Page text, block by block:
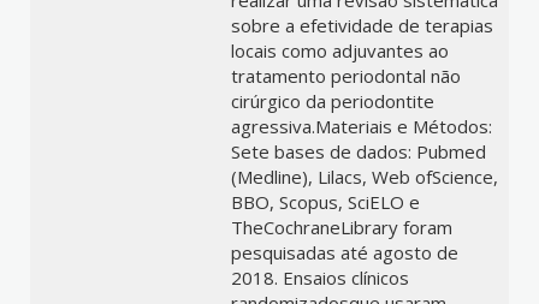
sobre a efetividade de terapias
locais como adjuvantes ao
tratamento periodontal não
cirúrgico da periodontite
agressiva.Materiais e Métodos:
Sete bases de dados: Pubmed
(Medline), Lilacs, Web ofScience,
BBO, Scopus, SciELO e
TheCochraneLibrary foram
pesquisadas até agosto de
2018. Ensaios clínicos